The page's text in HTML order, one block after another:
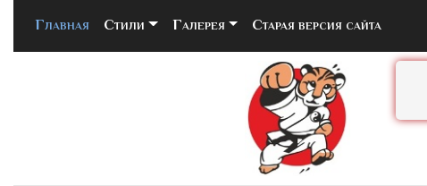
Главная (current)
Стили Галерея Старая версия сайта